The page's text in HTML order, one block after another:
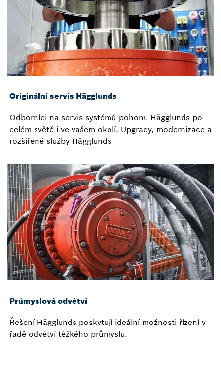
Originální servis Hägglunds
Odborníci na servis systémů pohonu Hägglunds po
celém světě i ve vašem okolí. Upgrady, modernizace a
rozšířené služby Hägglunds
Průmyslová odvětví
Řešení Hägglunds poskytují ideální možnosti řízení v
řadě odvětví těžkého průmyslu.